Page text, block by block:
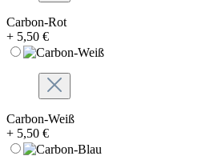
Carbon-Rot
+ 5,50 €
Carbon-Weiß
+ 5,50 €